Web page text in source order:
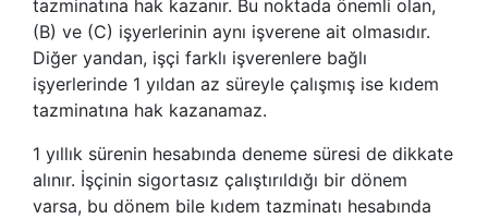
tazminatına hak kazanır. Bu noktada önemli olan,
(B) ve (C) işyerlerinin aynı işverene ait olmasıdır.
Diğer yandan, işçi farklı işverenlere bağlı
işyerlerinde 1 yıldan az süreyle çalışmış ise kıdem
tazminatına hak kazanamaz.
1 yıllık sürenin hesabında deneme süresi de dikkate
alınır. İşçinin sigortasız çalıştırıldığı bir dönem
varsa, bu dönem bile kıdem tazminatı hesabında